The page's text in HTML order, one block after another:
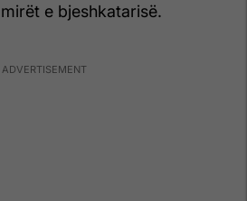
e bjeshkatarisë.